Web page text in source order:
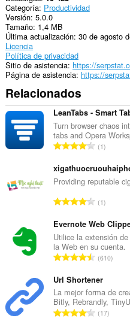
Categoría Productividad
Versión 5.0.0
Tamaño 1,4 MB
Última actualización 30 de agosto
Licencia
Política de privacidad
Sitio de asistencia https://
Página de asistencia https://
Relacionados
LeanTabs - Smart
Turn browser chaos
tabs and Opera
N
m
e
o
o
t
a
d
e
v
a
1
Providing reputable
N
m
e
r
o
o
t
a
1
Evernote Web
Utilice la extensión
la Web en su cuenta.
N
m
e
r
o
610
Url Shortener
La mejor forma de
Bitly, Rebrandly,
N17